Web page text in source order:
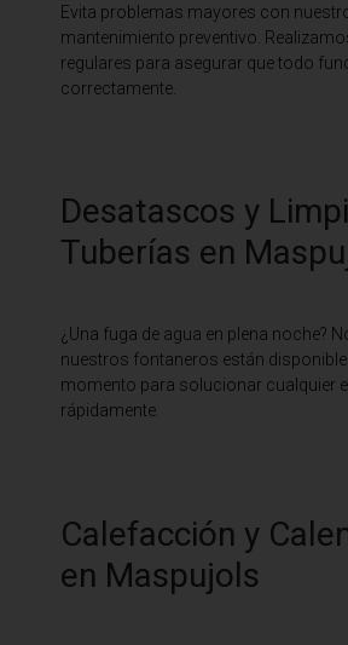
Evita problemas mayores con
mantenimiento preventivo.
regulares para asegurar que todo
correctamente.
Desatascos y
Tuberías en
¿Una fuga de agua en plena noche?
nuestros fontaneros están
momento para solucionar cualquier
rápidamente.
Calefacción y
en Maspujols